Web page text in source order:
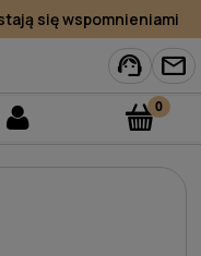
się wspomnieniami
support_agent mail